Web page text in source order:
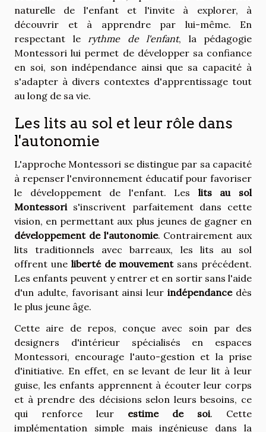
naturelle de l'enfant et l'invite à explorer, à
découvrir et à apprendre par lui-même. En
respectant le rythme de l'enfant, la pédagogie
Montessori lui permet de développer sa confiance
en soi, son indépendance ainsi que sa capacité à
s'adapter à divers contextes d'apprentissage tout
au long de sa vie.
Les lits au sol et leur rôle dans
l'autonomie
L'approche Montessori se distingue par sa capacité
à repenser l'environnement éducatif pour favoriser
le développement de l'enfant. Les lits au sol
Montessori s'inscrivent parfaitement dans cette
vision, en permettant aux plus jeunes de gagner en
développement de l'autonomie. Contrairement aux
lits traditionnels avec barreaux, les lits au sol
offrent une liberté de mouvementsans précédent.
Les enfants peuvent y entrer et en sortir sans l'aide
d'un adulte, favorisant ainsi leurindépendancedès
le plus jeune âge.
Cette aire de repos, conçue avec soin par des
designers d'intérieur spécialisés en espaces
Montessori, encourage l'auto-gestion et la prise
d'initiative. En effet, en se levant de leur lit à leur
guise, les enfants apprennent à écouter leur corps
et à prendre des décisions selon leurs besoins, ce
qui renforce leur estime de soi. Cette
implémentation simple mais ingénieuse dans la